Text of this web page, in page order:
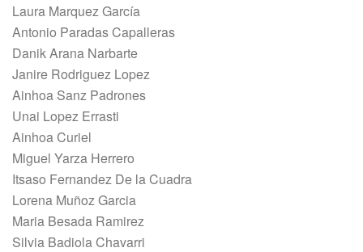
Laura Marquez García
Antonio Paradas Capalleras
Danik Arana Narbarte
Janire Rodriguez Lopez
Ainhoa Sanz Padrones
Unai Lopez Errasti
Ainhoa Curiel
Miguel Yarza Herrero
Itsaso Fernandez De la Cuadra
Lorena Muñoz Garcia
Maria Besada Ramirez
Silvia Badiola Chavarri